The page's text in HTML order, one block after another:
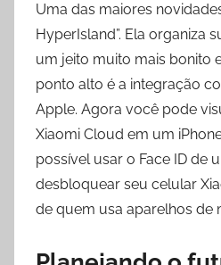
Uma das maiores
HyperIsland”. Ela organiza
um jeito muito mais bonito
ponto alto é a integração
Apple. Agora você pode
Xiaomi Cloud em um
possível usar o Face ID de
desbloquear seu celular
de quem usa aparelhos de